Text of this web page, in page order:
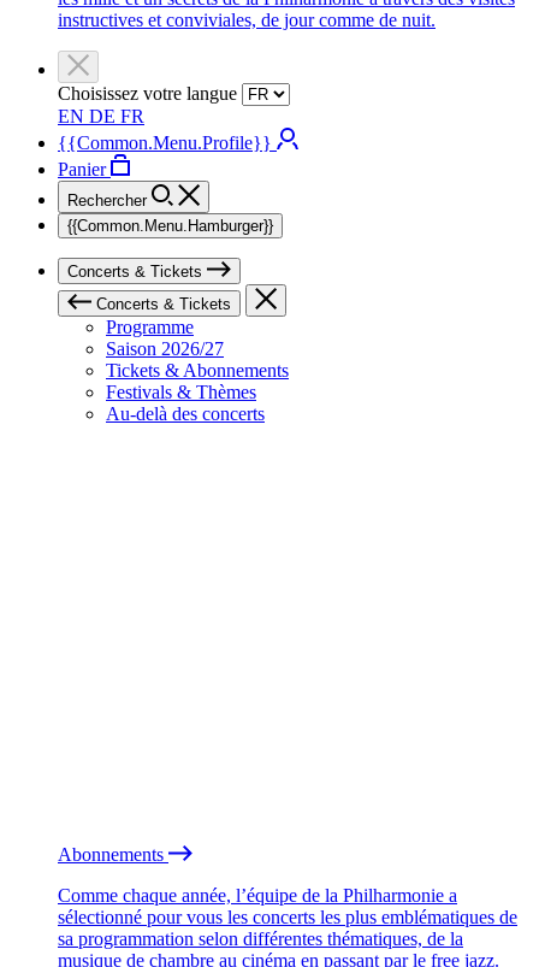
instructives et conviviales, de jour comme de nuit.
Choisissez votre langue
EN DE FR
{{Common.Menu.Profile}}
Panier
Rechercher
{{Common.Menu.Hamburger}}
Concerts & Tickets
Concerts & Tickets
Programme
Saison 2026/27
Tickets & Abonnements
Festivals & Thèmes
Au-delà des concerts
Abonnements
Comme chaque année, l’équipe de la Philharmonie a
sélectionné pour vous les concerts les plus emblématiques de
sa programmation selon différentes thématiques, de la
musique de chambre au cinéma en passant par le free jazz.